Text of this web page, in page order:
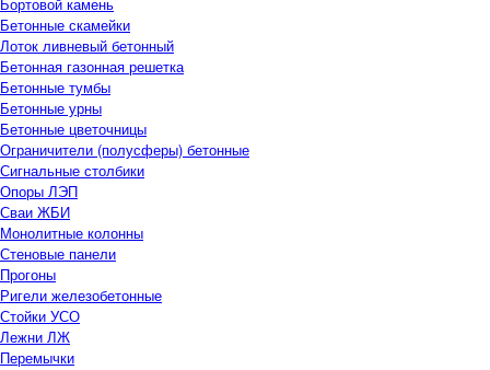
Бетонные скамейки
Лоток ливневый бетонный
Бетонная газонная решетка
Бетонные тумбы
Бетонные урны
Бетонные цветочницы
Ограничители (полусферы) бетонные
Сигнальные столбики
Опоры ЛЭП
Сваи ЖБИ
Монолитные колонны
Стеновые панели
Прогоны
Ригели железобетонные
Стойки УСО
Лежни ЛЖ
Перемычки